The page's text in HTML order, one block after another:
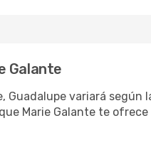
Galante
Guadalupe variará
Marie Galante te